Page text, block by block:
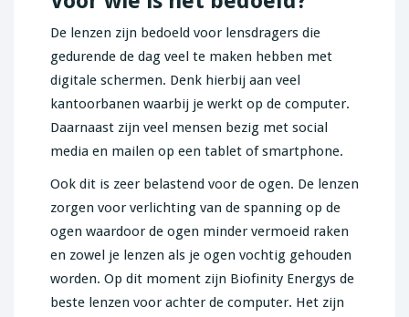
De lenzen zijn bedoeld voor lensdragers die
gedurende de dag veel te maken hebben met
digitale schermen. Denk hierbij aan veel
kantoorbanen waarbij je werkt op de computer.
Daarnaast zijn veel mensen bezig met social
media en mailen op een tablet of smartphone.
Ook dit is zeer belastend voor de ogen. De lenzen
zorgen voor verlichting van de spanning op de
ogen waardoor de ogen minder vermoeid raken
en zowel je lenzen als je ogen vochtig gehouden
worden. Op dit moment zijn Biofinity Energys de
beste lenzen voor achter de computer. Het zijn